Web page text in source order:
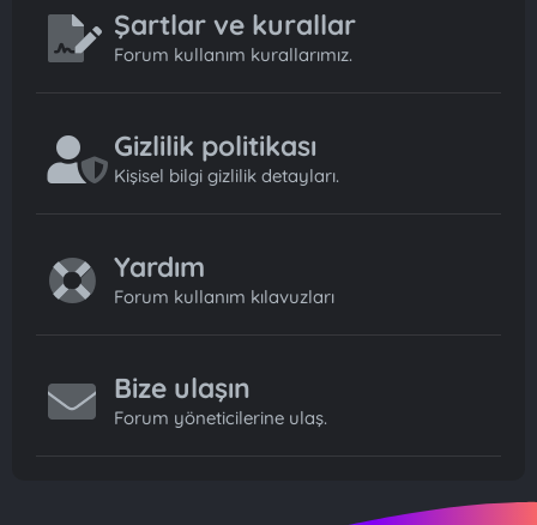
Şartlar ve kurallar
Forum kullanım kurallarımız.
Gizlilik politikası
Kişisel bilgi gizlilik detayları.
Yardım
Forum kullanım kılavuzları
Bize ulaşın
Forum yöneticilerine ulaş.